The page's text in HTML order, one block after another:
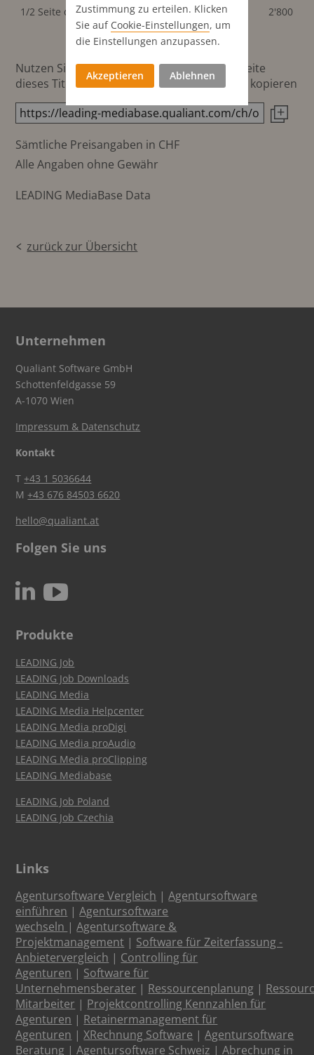
1/2 Seite quer
194x137 mm 2'800
Nutzen Sie diesen Button um den Link zur Seite
dieses Titels direkt in die Zwischenablage zu kopieren
Sämtliche Preisangaben in CHF
Alle Angaben ohne Gewähr
LEADING MediaBase Data
zurück zur Übersicht
Unternehmen
Qualiant Software GmbH
Schottenfeldgasse 59
A-1070 Wien
Impressum & Datenschutz
Kontakt
T+43 1 5036644
M+43 676 84503 6620
hello@qualiant.at
Folgen Sie uns
N c
Produkte
LEADING Job
LEADING Job Downloads
LEADING Media
LEADING Media Helpcenter
LEADING Media proDigi
LEADING Media proAudio
LEADING Media proClipping
LEADING Mediabase
LEADING Job Poland
LEADING Job Czechia
Links
Agentursoftware Vergleich |Agentursoftware
einführen |Agentursoftware
wechseln |Agentursoftware &
Projektmanagement | Software für Zeiterfassung -
Anbietervergleich | Controlling für
Agenturen | Software für
Unternehmensberater | Ressourcenplanung |
Mitarbeiter | Projektcontrolling Kennzahlen für
Agenturen | Retainermanagement für
Agenturen |XRechnung Software |Agentursoftware
Beratung |Agentursoftware Schweiz |Abrechung in
Zustimmung zu erteilen. Klicken
Sie auf Cookie-Einstellungen, um
die Einstellungen anzupassen.
Akzeptieren Ablehnen